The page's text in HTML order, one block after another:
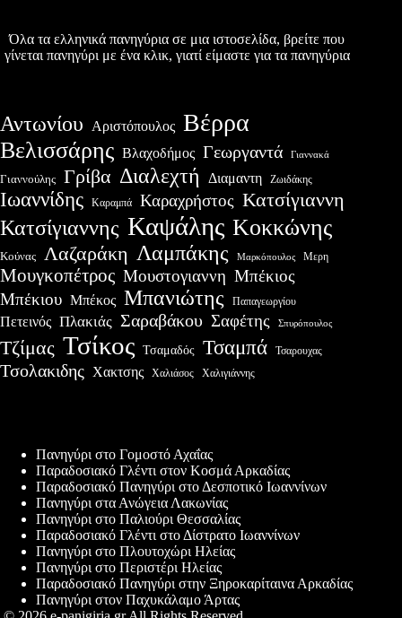
Όλα τα ελληνικά πανηγύρια σε μια ιστοσελίδα, βρείτε που
γίνεται πανηγύρι με ένα κλικ, γιατί είμαστε για τα πανηγύρια
Αντωνίου Αριστόπουλος Βέρρα
Βελισσάρης Βλαχοδήμος Γεωργαντά Γιαννακά
Γιαννούλης Γρίβα Διαλεχτή Διαμαντη Ζωιδάκης
Ιωαννίδης Καραμπά Καραχρήστος Κατσίγιαννη
Κατσίγιαννης Καψάλης Κοκκώνης
Κούνας Λαζαράκη Λαμπάκης Μαρκόπουλος Μερη
Μουγκοπέτρος Μουστογιαννη Μπέκιος
Μπέκιου Μπέκος Μπανιώτης Παπαγεωργίου
Πετεινός Πλακιάς Σαραβάκου Σαφέτης Σπυρόπουλος
Τζίμας Τσίκος Τσαμαδός Τσαμπά Τσαρουχας
Τσολακιδης Χακτσης Χαλιάσος Χαλιγιάννης
Πανηγύρι στο Γομοστό Αχαΐας
Παραδοσιακό Γλέντι στον Κοσμά Αρκαδίας
Παραδοσιακό Πανηγύρι στο Δεσποτικό Ιωαννίνων
Πανηγύρι στα Ανώγεια Λακωνίας
Πανηγύρι στο Παλιούρι Θεσσαλίας
Παραδοσιακό Γλέντι στο Δίστρατο Ιωαννίνων
Πανηγύρι στο Πλουτοχώρι Ηλείας
Πανηγύρι στο Περιστέρι Ηλείας
Παραδοσιακό Πανηγύρι στην Ξηροκαρίταινα Αρκαδίας
Πανηγύρι στον Παχυκάλαμο Άρτας